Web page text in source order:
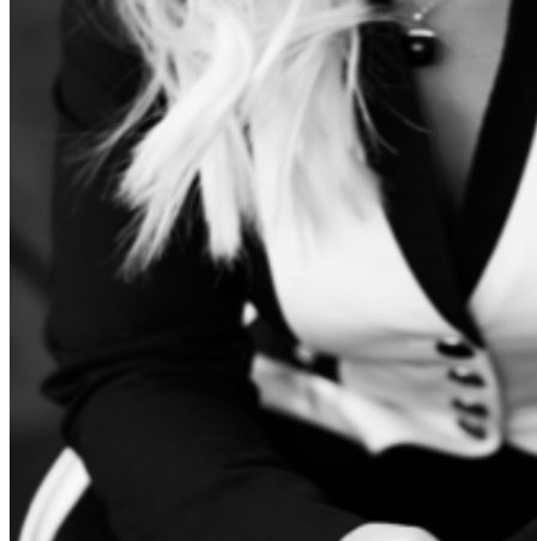
Konsultatsioonid
Loe
Meist
Kontakt
Otsi